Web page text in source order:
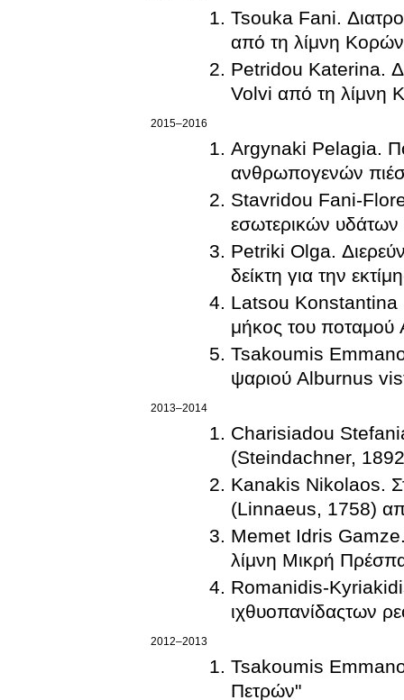
Tsouka Fani.
από τη λίμνη
Petridou Katerina.
Volvi από τη λίμνη
2015–2016
Argynaki Pelagia.
ανθρωπογενών
Stavridou Fani-
εσωτερικών υδάτων
Petriki Olga.
δείκτη για την
Latsou Konstantina
μήκος του ποταμού
Tsakoumis
ψαριού Alburnus
2013–2014
Charisiadou
(Steindachner,
Kanakis Nikolaos.
(Linnaeus, 1758)
Memet Idris
λίμνη Μικρή
Romanidis-
ιχθυοπανίδαςτων
2012–2013
Tsakoumis
Πετρών"